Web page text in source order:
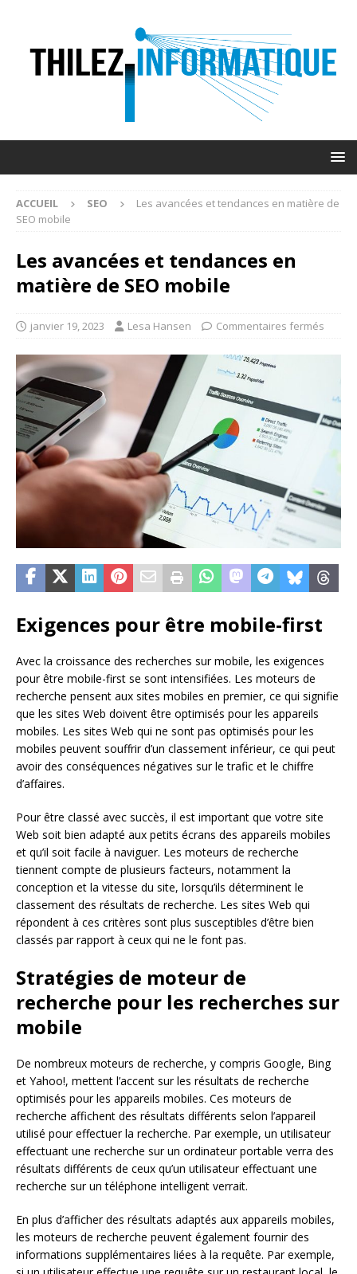
ACCUEIL SEO
Les avancées et tendances en matière de
SEO mobile
Les avancées et tendances en
matière de SEO mobile
janvier 19, 2023 Lesa Hansen Commentaires fermés
Exigences pour être mobile-first
Avec la croissance des recherches sur mobile, les exigences
pour être mobile-first se sont intensifiées. Les moteurs de
recherche pensent aux sites mobiles en premier, ce qui signifie
que les sites Web doivent être optimisés pour les appareils
mobiles. Les sites Web qui ne sont pas optimisés pour les
mobiles peuvent souffrir d’un classement inférieur, ce qui peut
avoir des conséquences négatives sur le trafic et le chiffre
d’affaires.
Pour être classé avec succès, il est important que votre site
Web soit bien adapté aux petits écrans des appareils mobiles
et qu’il soit facile à naviguer. Les moteurs de recherche
tiennent compte de plusieurs facteurs, notamment la
conception et la vitesse du site, lorsqu’ils déterminent le
classement des résultats de recherche. Les sites Web qui
répondent à ces critères sont plus susceptibles d’être bien
classés par rapport à ceux qui ne le font pas.
Stratégies de moteur de
recherche pour les recherches sur
mobile
De nombreux moteurs de recherche, y compris Google, Bing
et Yahoo!, mettent l’accent sur les résultats de recherche
optimisés pour les appareils mobiles. Ces moteurs de
recherche affichent des résultats différents selon l’appareil
utilisé pour effectuer la recherche. Par exemple, un utilisateur
effectuant une recherche sur un ordinateur portable verra des
résultats différents de ceux qu’un utilisateur effectuant une
recherche sur un téléphone intelligent verrait.
En plus d’afficher des résultats adaptés aux appareils mobiles,
les moteurs de recherche peuvent également fournir des
informations supplémentaires liées à la requête. Par exemple,